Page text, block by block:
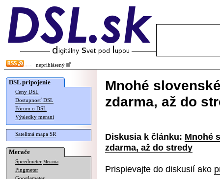
neprihlásený
DSL pripojenie
Ceny DSL
Dostupnosť DSL
Fórum o DSL
Výsledky meraní
Satelitná mapa SR
Merače
Speedmeter Merania
Pingmeter
Mnohé
zdarma, až do
Diskusia k článku: Mnohé
zdarma, až do stredy
Prispievajte do diskusií ako